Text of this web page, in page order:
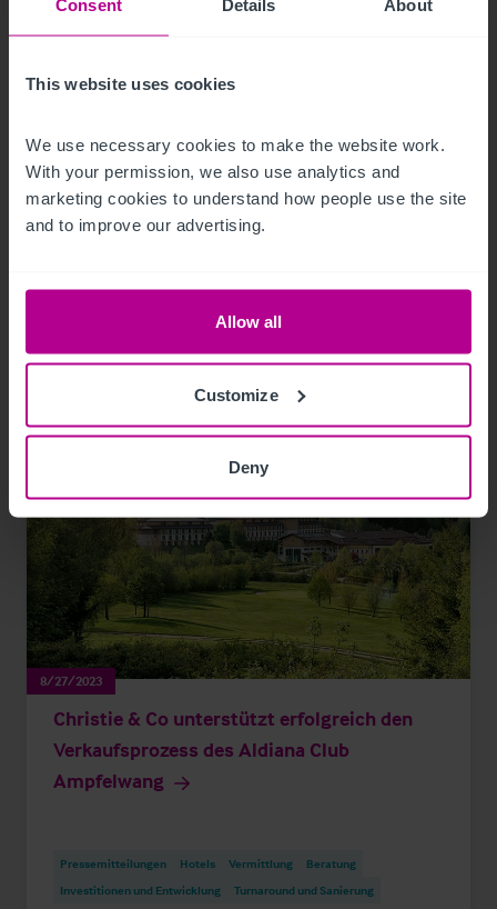
Consent Details About
This website uses cookies
We use necessary cookies to make the website work.
With your permission, we also use analytics and
marketing cookies to understand how people use the site
and to improve our advertising.
Allow all
Customize
Deny
Hotelmarkt Wien - Update H1
8/27/2023
Christie & Co unterstützt erfolgreich den
Verkaufsprozess des Aldiana Club
Ampfelwang
Pressemitteilungen Hotels Vermittlung
Beratung
Investitionen und Entwicklung
Turnaround und Sanierung